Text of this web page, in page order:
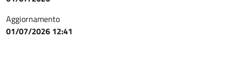
Aggiornamento
01/07/2026 12:41